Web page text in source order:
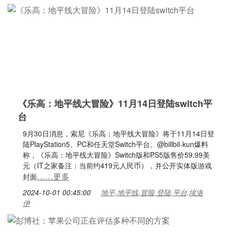
《乐高：地平线大冒险》11月14日登陆switch平
台
9月30日消息，索尼《乐高：地平线大冒险》将于11月14日登
陆PlayStation5、PC和任天堂Switch平台。@billbil-kun爆料
称，《乐高：地平线大冒险》Switch版和PS5版售价59.99美
元（IT之家备注：当前约419元人民币），并公开实体版游戏
封面……更多
2024-10-01 00:45:00
地平,地平线,冒险,登陆,平台,埃洛
伊